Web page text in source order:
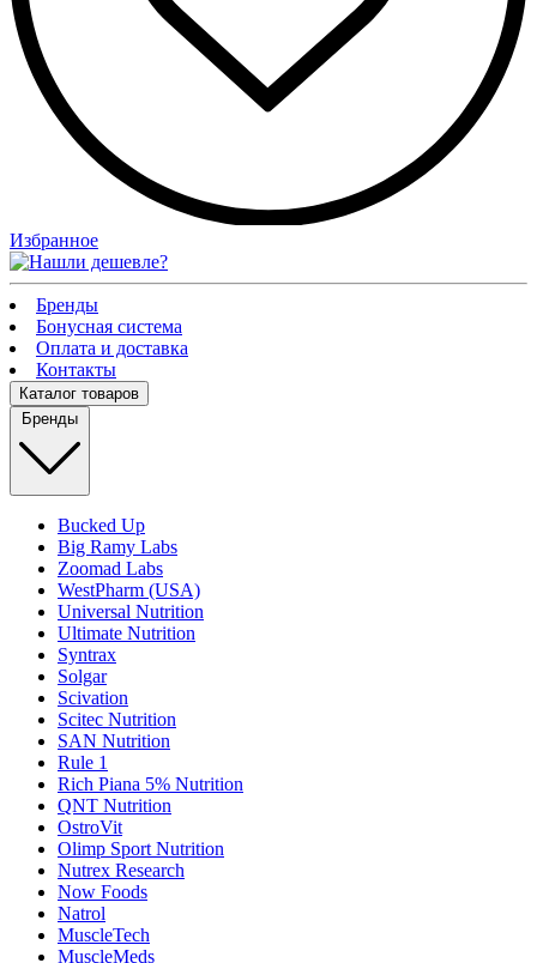
Избранное
Бренды
Бонусная система
Оплата и доставка
Контакты
Каталог товаров
Бренды
Bucked Up
Big Ramy Labs
Zoomad Labs
WestPharm (USA)
Universal Nutrition
Ultimate Nutrition
Syntrax
Solgar
Scivation
Scitec Nutrition
SAN Nutrition
Rule 1
Rich Piana 5% Nutrition
QNT Nutrition
OstroVit
Olimp Sport Nutrition
Nutrex Research
Now Foods
Natrol
MuscleTech
MuscleMeds